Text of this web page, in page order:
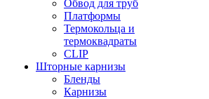
Обвод для труб
Платформы
Термокольца и
термоквадраты
CLIP
Шторные карнизы
Бленды
Карнизы